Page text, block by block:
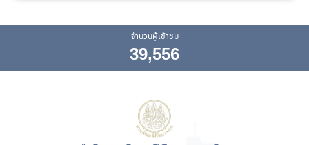
จำนวนผู้เข้าชม
39,556